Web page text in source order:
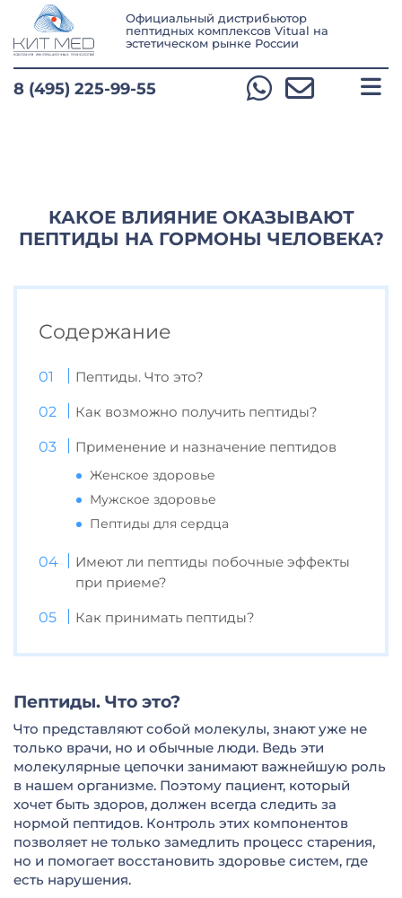
Официальный дистрибьютор
пептидных комплексов Vitual на
эстетическом рынке России
8 (495) 225-99-55
КАКОЕ ВЛИЯНИЕ ОКАЗЫВАЮТ
ПЕПТИДЫ НА ГОРМОНЫ ЧЕЛОВЕКА?
Содержание
Пептиды. Что это?
Как возможно получить пептиды?
Применение и назначение пептидов
Женское здоровье
Мужское здоровье
Пептиды для сердца
Имеют ли пептиды побочные эффекты
при приеме?
Как принимать пептиды?
Пептиды. Что это?
Что представляют собой молекулы, знают уже не
только врачи, но и обычные люди. Ведь эти
молекулярные цепочки занимают важнейшую роль
в нашем организме. Поэтому пациент, который
хочет быть здоров, должен всегда следить за
нормой пептидов. Контроль этих компонентов
позволяет не только замедлить процесс старения,
но и помогает восстановить здоровье систем, где
есть нарушения.